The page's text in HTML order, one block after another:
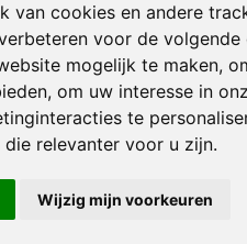
van cookies en andere
voor de volgende
mogelijk te maken,
, om uw interesse in
te
relevanter voor u zijn.
Wijzig mijn voorkeuren